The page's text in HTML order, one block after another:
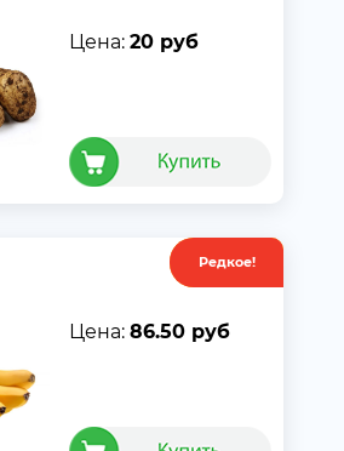
Цена: 20 руб
Акция
Редкое!
Цена: 86.50 руб